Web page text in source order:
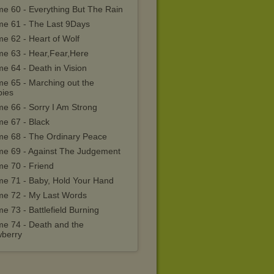
60 - Everything But The Rain
61 - The Last 9Days
62 - Heart of Wolf
63 - Hear,Fear,Here
64 - Death in Vision
65 - Marching out the
66 - Sorry I Am Strong
67 - Black
68 - The Ordinary Peace
69 - Against The Judgement
70 - Friend
71 - Baby, Hold Your Hand
72 - My Last Words
73 - Battlefield Burning
74 - Death and the